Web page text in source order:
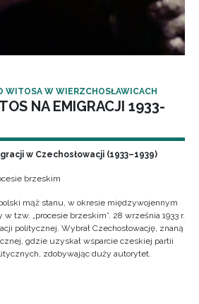
WITOSA W WIERZCHOSŁAWICACH
NA EMIGRACJI 1933-
w Czechosłowacji (1933–1939)
brzeskim
mąż stanu, w okresie międzywojennym
w tzw. „procesie brzeskim”. 28 września 1933 r.
politycznej. Wybrał Czechosłowację, znaną
gdzie uzyskał wsparcie czeskiej partii
zdobywając duży autorytet.